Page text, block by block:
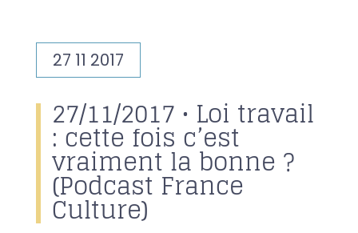
27 11 2017
27/11/2017 • Loi travail
: cette fois c’est
vraiment la bonne ?
(Podcast France
Culture)